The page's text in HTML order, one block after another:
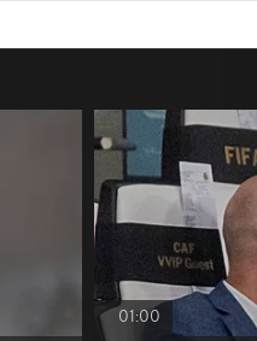
01:00